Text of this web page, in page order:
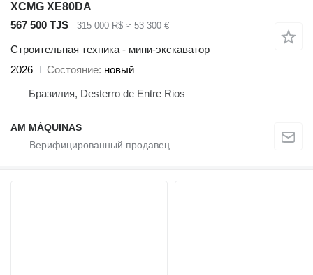
XCMG XE80DA
567 500 TJS
315 000 R$ ≈ 53 300 €
Строительная техника - мини-экскаватор
2026
Состояние новый
Бразилия, Desterro de Entre Rios
AM MÁQUINAS